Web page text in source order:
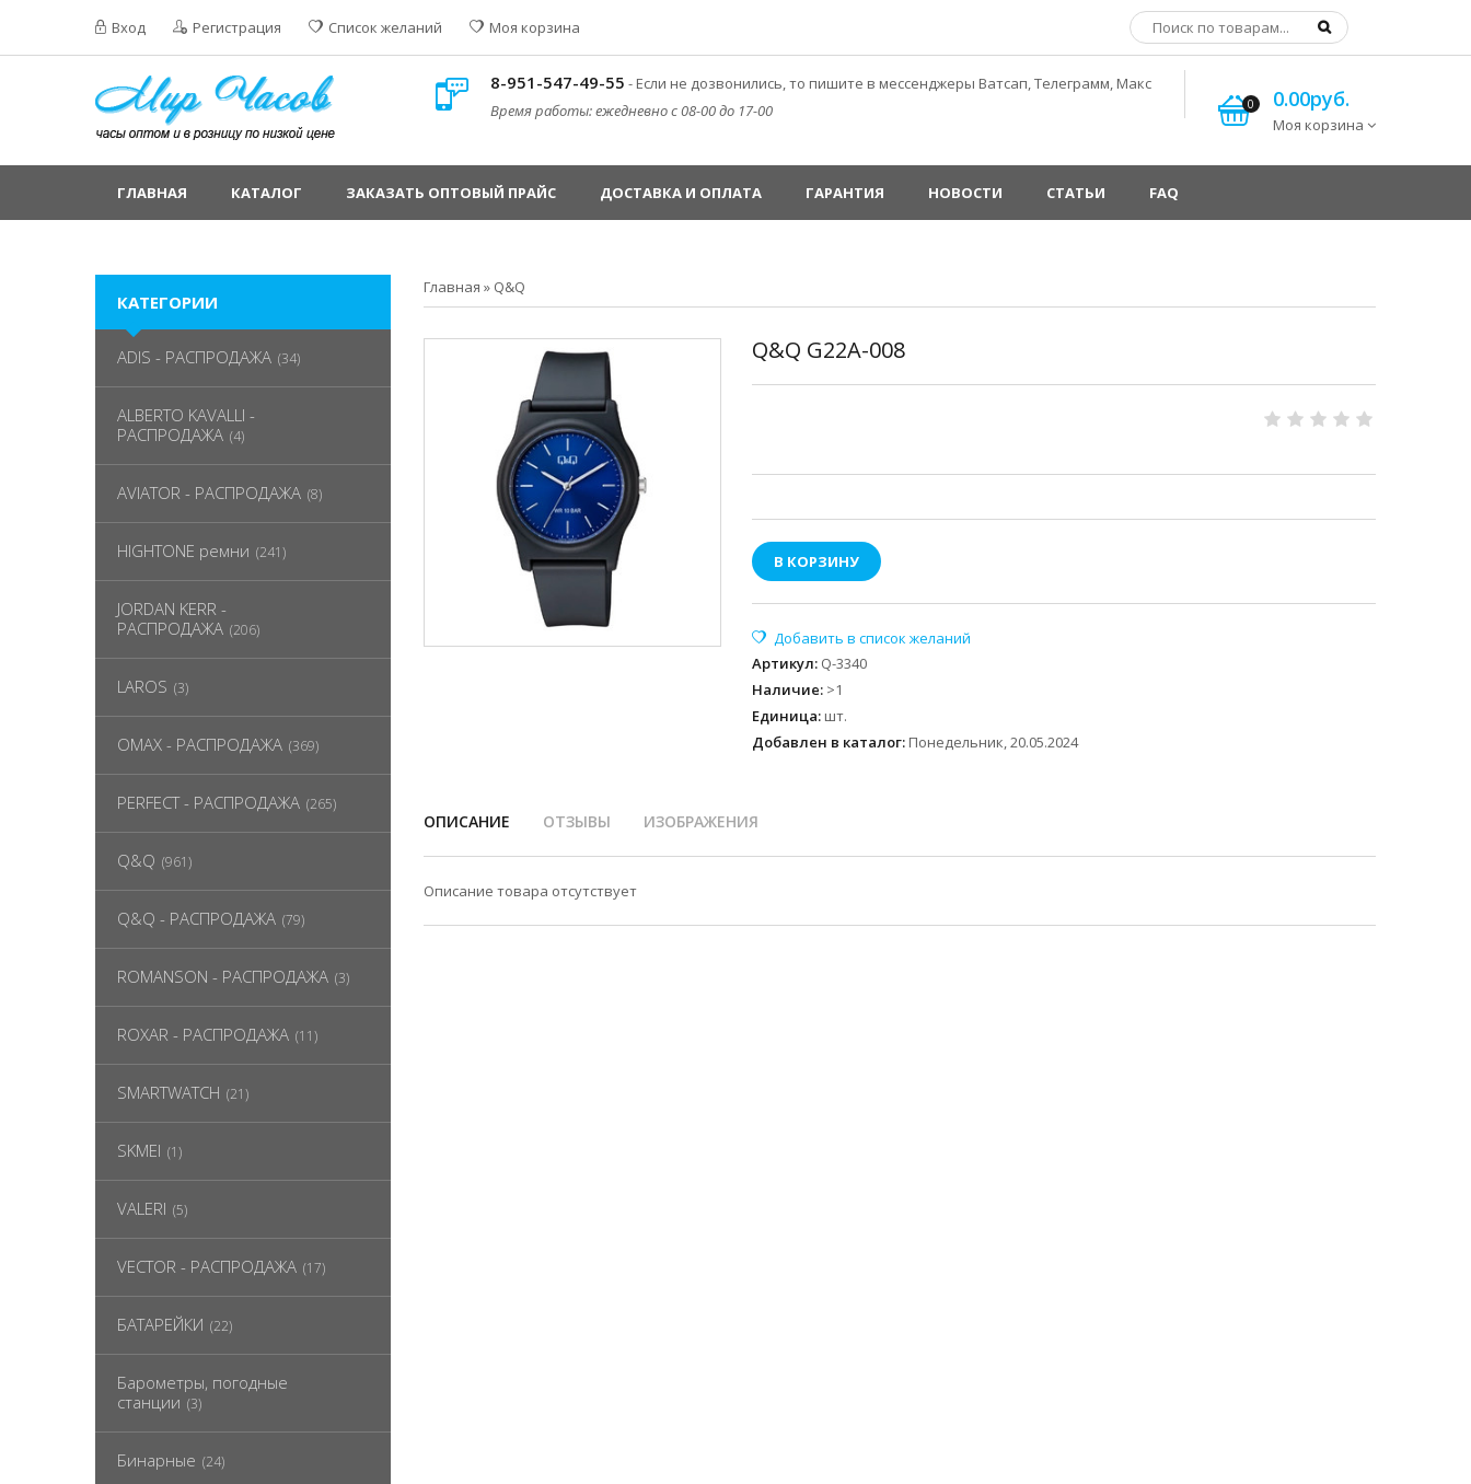
Вход Регистрация Список желаний Моя корзина
8-951-547-49-55 - Если не дозвонились, то пишите в мессенджеры Ватсап, Телеграмм, Макс
Время работы: ежедневно с 08-00 до 17-00
0 0.00руб.
Моя корзина
ГЛАВНАЯ КАТАЛОГ ЗАКАЗАТЬ ОПТОВЫЙ ПРАЙС ДОСТАВКА И ОПЛАТА ГАРАНТИЯ НОВОСТИ СТАТЬИ FAQ
Главная » Q&Q
Q&Q G22A-008
В КОРЗИНУ
Артикул: Q-3340
Наличие: >1
Единица: шт.
Добавлен в каталог: Понедельник, 20.05.2024
ОПИСАНИЕ ОТЗЫВЫ ИЗОБРАЖЕНИЯ
Описание товара отсутствует
КАТЕГОРИИ
ADIS - РАСПРОДАЖА (34)
ALBERTO KAVALLI -
РАСПРОДАЖА (4)
AVIATOR - РАСПРОДАЖА (8)
HIGHTONE ремни (241)
JORDAN KERR -
РАСПРОДАЖА (206)
LAROS (3)
OMAX - РАСПРОДАЖА (369)
PERFECT - РАСПРОДАЖА (265)
Q&Q (961)
Q&Q - РАСПРОДАЖА (79)
ROMANSON - РАСПРОДАЖА (3)
ROXAR - РАСПРОДАЖА (11)
SMARTWATCH (21)
SKMEI (1)
VALERI (5)
VECTOR - РАСПРОДАЖА (17)
БАТАРЕЙКИ (22)
Барометры, погодные
станции (3)
Бинарные (24)